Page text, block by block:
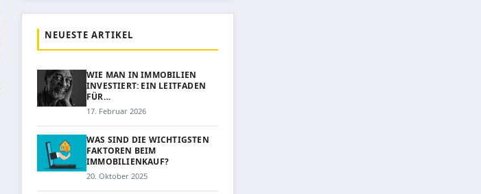
NEUESTE ARTIKEL
WIE MAN IN IMMOBILIEN
INVESTIERT: EIN LEITFADEN
FÜR…
17. Februar 2026
WAS SIND DIE WICHTIGSTEN
FAKTOREN BEIM
IMMOBILIENKAUF?
20. Oktober 2025